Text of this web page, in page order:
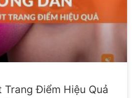
Trang Điểm Hiệu Quả